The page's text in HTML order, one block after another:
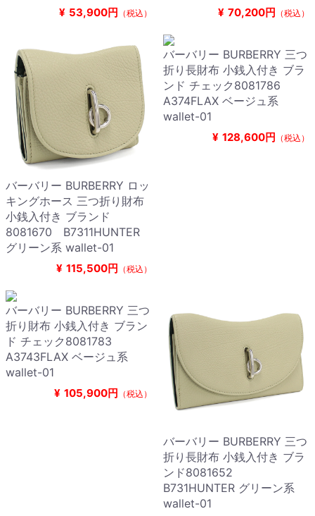
¥ 53,900円 （税込） ¥ 70,200円 （税込）
バーバリー BURBERRY ロッ
キングホース 三つ折り財布
小銭入付き ブランド
8081670 B7311HUNTER
グリーン系 wallet-01
¥ 115,500円 （税込）
バーバリー BURBERRY 三つ
折り長財布 小銭入付き ブラ
ンド チェック8081786
A374FLAX ベージュ系
wallet-01
¥ 128,600円 （税込）
バーバリー BURBERRY 三つ
折り財布 小銭入付き ブラン
ド チェック8081783
A3743FLAX ベージュ系
wallet-01
¥ 105,900円 （税込）
バーバリー BURBERRY 三つ
折り長財布 小銭入付き ブラ
ンド8081652
B731HUNTER グリーン系
wallet-01